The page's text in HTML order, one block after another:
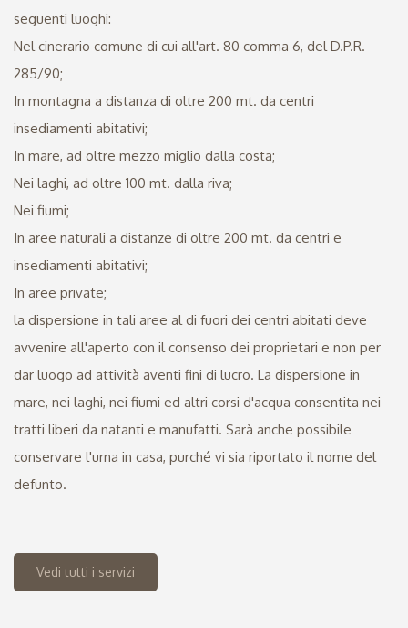
seguenti luoghi:
Nel cinerario comune di cui all'art. 80 comma 6, del D.P.R.
285/90;
In montagna a distanza di oltre 200 mt. da centri
insediamenti abitativi;
In mare, ad oltre mezzo miglio dalla costa;
Nei laghi, ad oltre 100 mt. dalla riva;
Nei fiumi;
In aree naturali a distanze di oltre 200 mt. da centri e
insediamenti abitativi;
In aree private;
la dispersione in tali aree al di fuori dei centri abitati deve
avvenire all'aperto con il consenso dei proprietari e non per
dar luogo ad attività aventi fini di lucro. La dispersione in
mare, nei laghi, nei fiumi ed altri corsi d'acqua consentita nei
tratti liberi da natanti e manufatti. Sarà anche possibile
conservare l'urna in casa, purché vi sia riportato il nome del
defunto.
Vedi tutti i servizi